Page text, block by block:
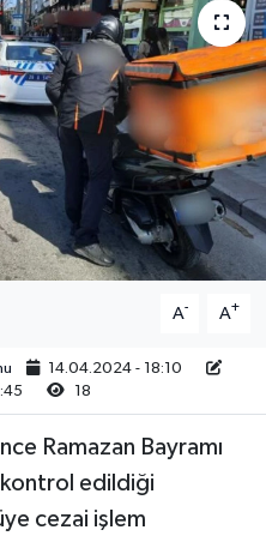
A- A+
14.04.2024 - 18:10
18
Ramazan Bayramı
kontrol edildiği
cezai işlem